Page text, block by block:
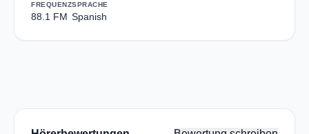
FREQUENZ
88.1 FM
SPRACHE
Spanish